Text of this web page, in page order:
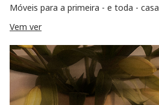
Móveis para a primeira - e toda - casa
Vem ver